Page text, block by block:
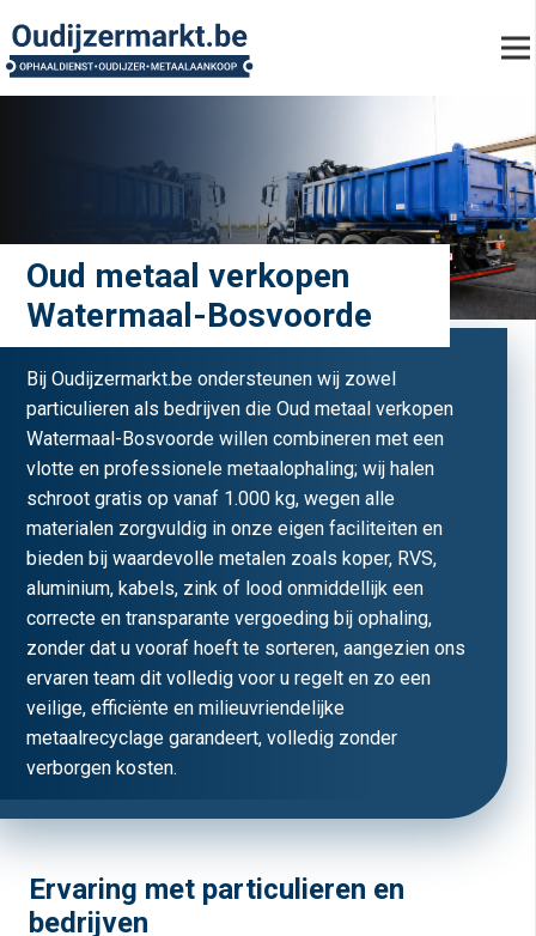
Oud metaal verkopen
Watermaal-Bosvoorde
Bij Oudijzermarkt.be ondersteunen wij zowel
particulieren als bedrijven die Oud metaal verkopen
Watermaal-Bosvoorde willen combineren met een
vlotte en professionele metaalophaling; wij halen
schroot gratis op vanaf 1.000 kg, wegen alle
materialen zorgvuldig in onze eigen faciliteiten en
bieden bij waardevolle metalen zoals koper, RVS,
aluminium, kabels, zink of lood onmiddellijk een
correcte en transparante vergoeding bij ophaling,
zonder dat u vooraf hoeft te sorteren, aangezien ons
ervaren team dit volledig voor u regelt en zo een
veilige, efficiënte en milieuvriendelijke
metaalrecyclage garandeert, volledig zonder
verborgen kosten.
Ervaring met particulieren en
bedrijven